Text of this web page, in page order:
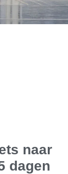
naar
dagen